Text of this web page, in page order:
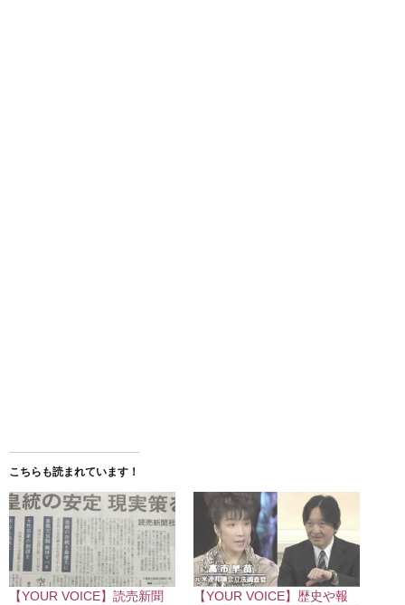
こちらも読まれています！
【YOUR VOICE】読売新聞
【YOUR VOICE】歴史や報